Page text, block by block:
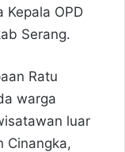
Kepala OPD
Serang.
Ratu
warga
luar
Cinangka,